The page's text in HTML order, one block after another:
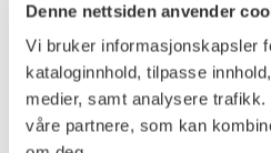
Denne nettsiden anvender
Vi bruker informasjonskapsler
kataloginnhold, tilpasse
medier, samt analysere
våre partnere, som kan
Påtegnet med tittel på
Grepan = "Verdens Ende",
Vurdering
NOK 200 000–300 000